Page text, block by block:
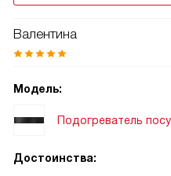
Валентина
Модель:
Подогреватель
Достоинства: